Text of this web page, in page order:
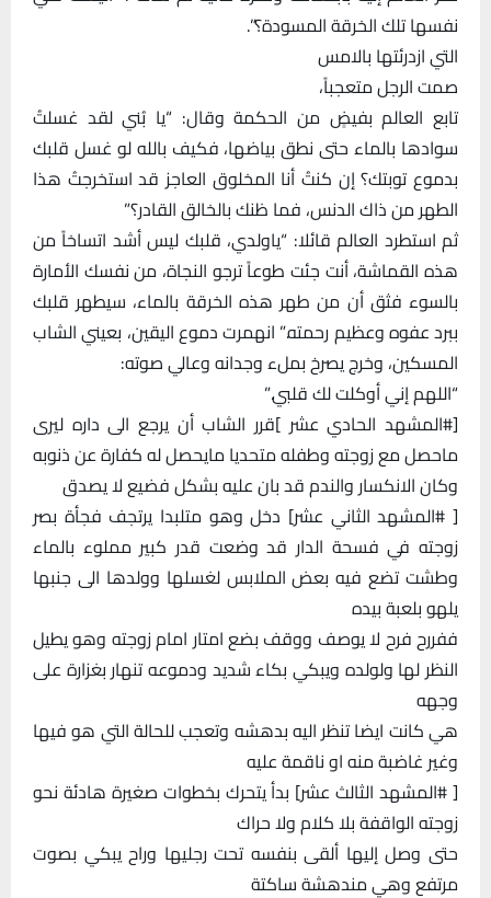
نفسها تلك الخرقة المسودة؟”.
التي ازدرئتها بالامس
صمت الرجل متعجباً،
تابع العالم بفيضٍ من الحكمة وقال: “يا بُني لقد غسلتُ
سوادها بالماء حتى نطق بياضها، فكيف بالله لو غسل قلبك
بدموع توبتك؟ إن كنتُ أنا المخلوق العاجز قد استخرجتُ هذا
الطهر من ذاك الدنس، فما ظنك بالخالق القادر؟”
ثم استطرد العالم قائلا: “ياولدي، قلبك ليس أشد اتساخاً من
هذه القماشة، أنت جئت طوعاً ترجو النجاة، من نفسك الأمارة
بالسوء فثق أن من طهر هذه الخرقة بالماء، سيطهر قلبك
ببرد عفوه وعظيم رحمته.” انهمرت دموع اليقين، بعيني الشاب
المسكين، وخرج يصرخ بملء وجدانه وعالي صوته:
“اللهم إني أوكلت لك قلبي.”
[#المشهد الحادي عشر ]قرر الشاب أن يرجع الى داره ليرى
ماحصل مع زوجته وطفله متحديا مايحصل له كفارة عن ذنوبه
وكان الانكسار والندم قد بان عليه بشكل فضيع لا يصدق
[ #المشهد الثاني عشر] دخل وهو متلبدا يرتجف فجأة بصر
زوجته في فسحة الدار قد وضعت قدر كبير مملوء بالماء
وطشت تضع فيه بعض الملابس لغسلها وولدها الى جنبها
يلهو بلعبة بيده
ففررح فرح لا يوصف ووقف بضع امتار امام زوجته وهو يطيل
النظر لها ولولده ويبكي بكاء شديد ودموعه تنهار بغزارة على
وجهه
هي كانت ايضا تنظر اليه بدهشه وتعجب للحالة التي هو فيها
وغير غاضبة منه او ناقمة عليه
[ #المشهد الثالث عشر] بدأ يتحرك بخطوات صغيرة هادئة نحو
زوجته الواقفة بلا كلام ولا حراك
حتى وصل إليها ألقى بنفسه تحت رجليها وراح يبكي بصوت
مرتفع وهي مندهشة ساكتة